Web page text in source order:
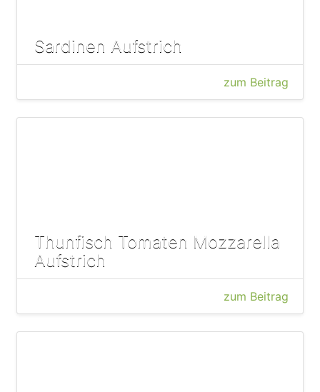
Sardinen Aufstrich
zum Beitrag
Thunfisch Tomaten Mozzarella
Aufstrich
zum Beitrag